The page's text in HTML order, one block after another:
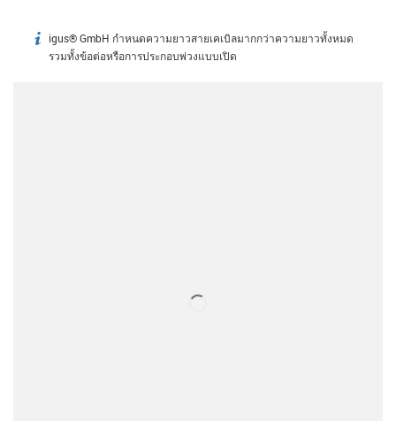
igus-icon-info
igus® GmbH กำหนดความยาวสายเคเบิลมากกว่าความยาวทั้งหมด
รวมทั้งข้อต่อหรือการประกอบพ่วงแบบเปิด